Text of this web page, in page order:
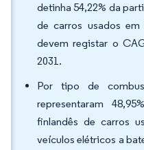
detinha 54,22% da
de carros usados em
devem registar o
2031.
Por tipo de
representaram
finlandês de carros
veículos elétricos a